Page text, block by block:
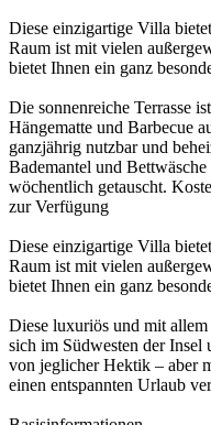
Diese einzigartige Villa
Raum ist mit vielen
bietet Ihnen ein ganz
Die sonnenreiche Terrasse
Hängematte und Barbecue
ganzjährig nutzbar und
Bademantel und
wöchentlich getauscht.
zur Verfügung
Diese einzigartige Villa
Raum ist mit vielen
bietet Ihnen ein ganz
Diese luxuriös und mit
sich im Südwesten der Insel
von jeglicher Hektik – aber
einen entspannten Urlaub